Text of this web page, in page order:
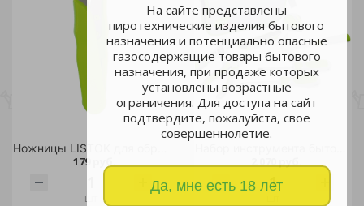
На сайте представлены
пиротехнические изделия бытового
назначения и потенциально опасные
газосодержащие товары бытового
назначения, при продаже которых
установлены возрастные
ограничения. Для доступа на сайт
подтвердите, пожалуйста, свое
совершеннолетие.
Да, мне есть 18 лет
179 руб.
шт